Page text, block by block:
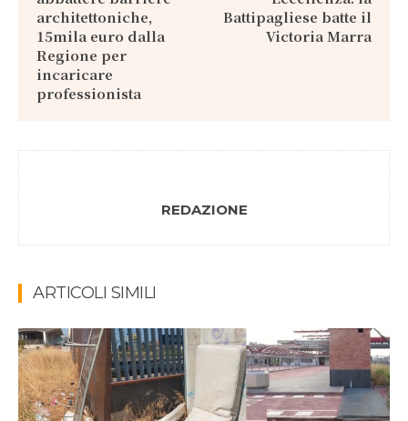
architettoniche,
15mila euro dalla
Regione per
incaricare
professionista
Battipagliese batte il
Victoria Marra
REDAZIONE
ARTICOLI SIMILI